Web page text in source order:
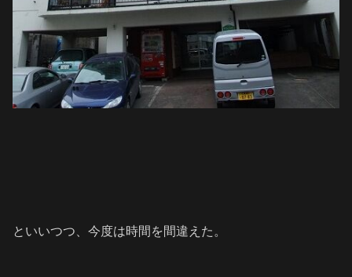
といいつつ、今度は時間を間違えた。